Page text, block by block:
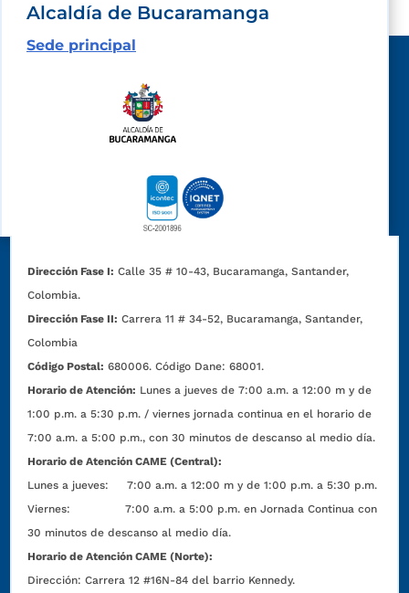
Alcaldía de Bucaramanga
Sede principal
Dirección Fase I: Calle 35 # 10-43, Bucaramanga, Santander,
Colombia.
Dirección Fase II: Carrera 11 # 34-52, Bucaramanga, Santander,
Colombia
Código Postal: 680006. Código Dane: 68001.
Horario de Atención: Lunes a jueves de 7:00 a.m. a 12:00 m y de
1:00 p.m. a 5:30 p.m. / viernes jornada continua en el horario de
7:00 a.m. a 5:00 p.m., con 30 minutos de descanso al medio día.
Horario de Atención CAME (Central):
Lunes a jueves: 7:00 a.m. a 12:00 m y de 1:00 p.m. a 5:30 p.m.
Viernes: 7:00 a.m. a 5:00 p.m. en Jornada Continua con
30 minutos de descanso al medio día.
Horario de Atención CAME (Norte):
Dirección:Carrera 12 #16N-84 del barrio Kennedy.